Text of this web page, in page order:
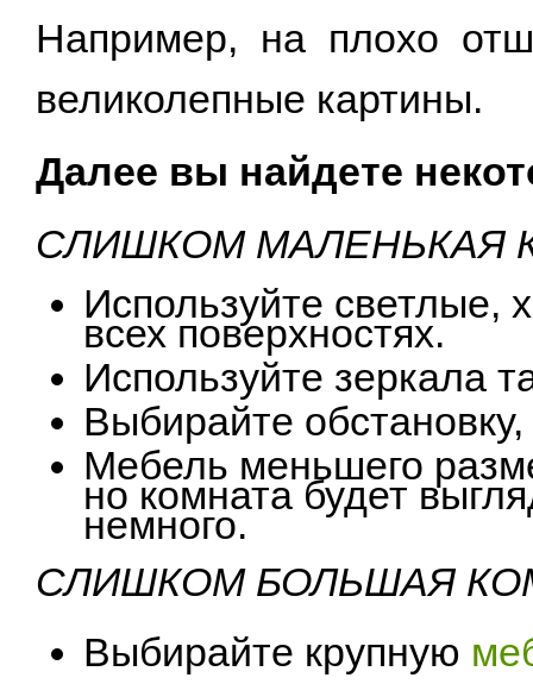
Например, на плохо
великолепные картины.
Далее вы найдете
СЛИШКОМ МАЛЕНЬКАЯ
Используйте светлые,
всех поверхностях.
Используйте зеркала
Выбирайте
Мебель меньшего
но комната будет
немного.
СЛИШКОМ БОЛЬШАЯ
Выбирайте крупную